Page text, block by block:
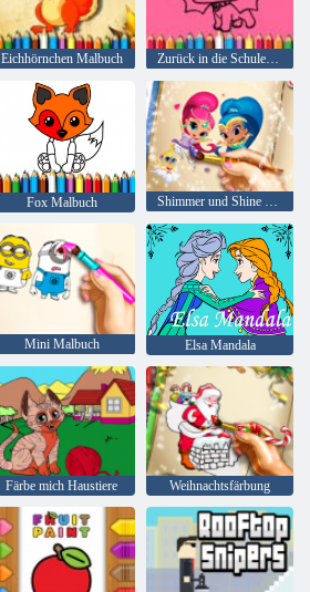
Eichhörnchen Malbuch Zurück in die Schule: Lol Malbuch
Fox Malbuch
Mini Malbuch Elsa Mandala
Färbe mich Haustiere Weihnachtsfärbung